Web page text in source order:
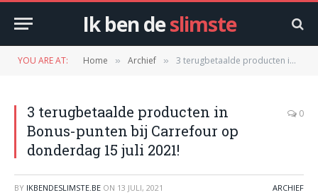
Ik ben deslimste
YOU ARE AT: Home » Archief » 3 terugbetaalde producten in Bonus-punten bij Carrefour op donderdag 15 juli 2021!
3 terugbetaalde producten in
Bonus-punten bij Carrefour op
donderdag 15 juli 2021!
0
BY IKBENDESLIMSTE.BE ON 13 JULI, 2021 ARCHIEF